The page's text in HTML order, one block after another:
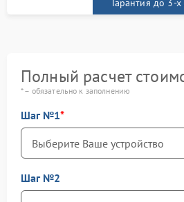
Гарантия до 3-х
Полный расчет
* – обязательно к заполнению
Шаг №1
Шаг №2